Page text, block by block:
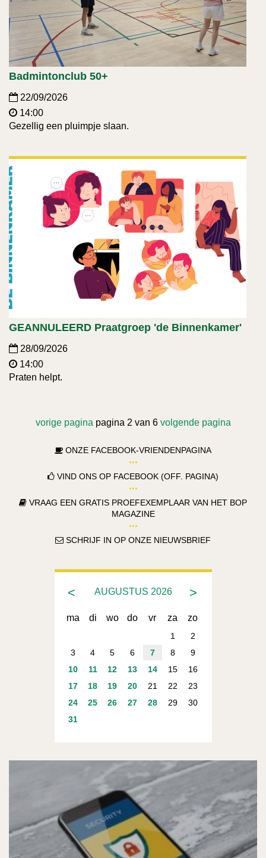
Badmintonclub 50+
22/09/2026
14:00
Gezellig een pluimpje slaan.
GEANNULEERD Praatgroep 'de Binnenkamer'
28/09/2026
14:00
Praten helpt.
vorige pagina pagina 2 van 6 volgende pagina
ONZE FACEBOOK-VRIENDENPAGINA
VIND ONS OP FACEBOOK (OFF. PAGINA)
VRAAG EEN GRATIS PROEFEXEMPLAAR VAN HET BOP
MAGAZINE
SCHRIJF IN OP ONZE NIEUWSBRIEF
< >
AUGUSTUS 2026
ma di wo do vr za zo
1
2
3
4 5 6 7 8
9
10
11 12 13 14 15
16
17
18 19 20 21 22
23
24
25 26 27 28 29
30
31